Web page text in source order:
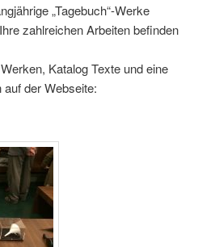
„Tagebuch“-Werke
zahlreichen Arbeiten befinden
Katalog Texte und eine
der Webseite: